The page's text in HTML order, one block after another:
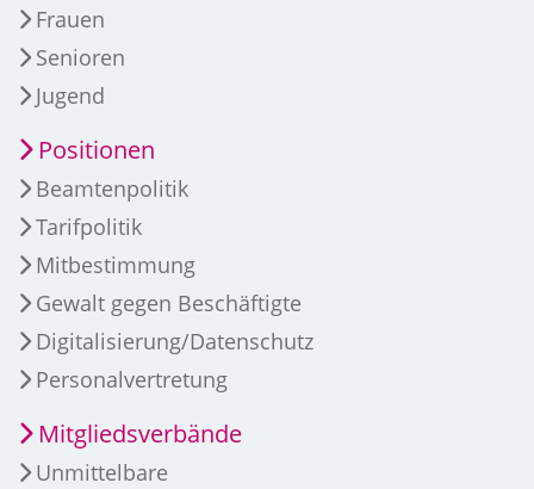
Frauen
Senioren
Jugend
Positionen
Beamtenpolitik
Tarifpolitik
Mitbestimmung
Gewalt gegen Beschäftigte
Digitalisierung/Datenschutz
Personalvertretung
Mitgliedsverbände
Unmittelbare